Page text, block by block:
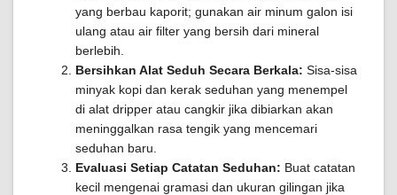
yang berbau kaporit; gunakan air minum galon isi
ulang atau air filter yang bersih dari mineral
berlebih.
Bersihkan Alat Seduh Secara Berkala: Sisa-sisa
minyak kopi dan kerak seduhan yang menempel
di alat dripper atau cangkir jika dibiarkan akan
meninggalkan rasa tengik yang mencemari
seduhan baru.
Evaluasi Setiap Catatan Seduhan: Buat catatan
kecil mengenai gramasi dan ukuran gilingan jika